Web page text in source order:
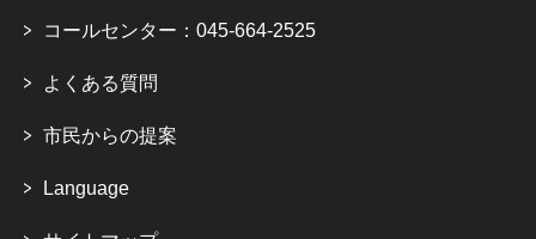
コールセンター：045-664-2525
よくある質問
市民からの提案
Language